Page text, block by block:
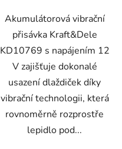
Akumulátorová vibrační
přisávka Kraft&Dele
KD10769 s napájením 12
V zajišťuje dokonalé
usazení dlaždiček díky
vibrační technologii, která
rovnoměrně rozprostře
lepidlo pod...